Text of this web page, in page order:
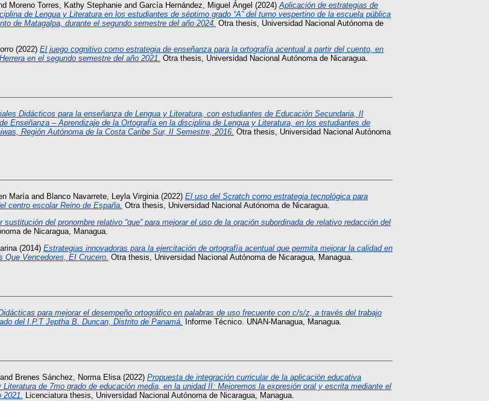
Moreno Torres, Kathy Stephanie and García Hernández, Miguel Ángel (2024)Aplicación de estrategias de
de Lengua y Literatura en los estudiantes de séptimo grado “A” del turno vespertino de la escuela pública
de Matagalpa, durante el segundo semestre del año 2024. Otra thesis, Universidad Nacional Autónoma de
(2022) El juego cognitivo como estrategia de enseñanza para la ortografía acentual a partir del cuento, en
en el segundo semestre del año 2021. Otra thesis, Universidad Nacional Autónoma de Nicaragua.
Didácticos para la enseñanza de Lengua y Literatura, con estudiantes de Educación Secundaria, II
Enseñanza – Aprendizaje de la Ortografía en la disciplina de Lengua y Literatura, en los estudiantes de
Región Autónoma de la Costa Caribe Sur, II Semestre, 2016. Otra thesis, Universidad Nacional Autónoma
Maríaand Blanco Navarrete, Leyla Virginia(2022) El uso del Scratch como estrategia tecnológica para
centro escolar Reino de España. Otra thesis, Universidad Nacional Autónoma de Nicaragua.
del pronombre relativo “que” para mejorar el uso de la oración subordinada de relativo redacción del
de Nicaragua, Managua.
(2014) Estrategias innovadoras para la ejercitación de ortografía acentual que permita mejorar la calidad en
Vencedores, EI Crucero. Otra thesis, Universidad Nacional Autónoma de Nicaragua, Managua.
para mejorar el desempeño ortográfico en palabras de uso frecuente con c/s/z, a través del trabajo
del I.P.T Jeptha B. Duncan, Distrito de Panamá.
Informe Técnico. UNAN-Managua, Managua.
Brenes Sánchez, Norma Elisa(2022) Propuesta de integración curricular de la aplicación educativa
de 7mo grado de educación media, en la unidad II: Mejoremos la expresión oral y escrita mediante el
2021. Licenciatura thesis, Universidad Nacional Autónoma de Nicaragua, Managua.